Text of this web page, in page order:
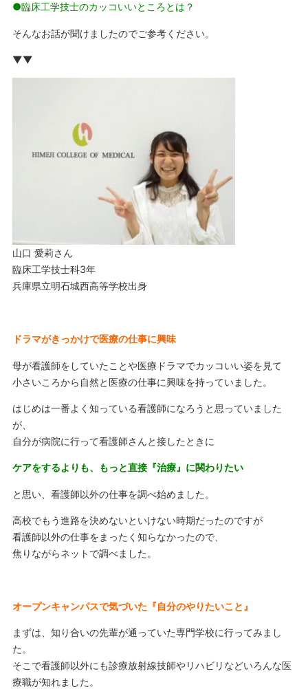
●臨床工学技士のカッコいいところとは？
そんなお話が聞けましたのでご参考ください。
▼▼
山口 愛莉さん
臨床工学技士科3年
兵庫県立明石城西高等学校出身
ドラマがきっかけで医療の仕事に興味
母が看護師をしていたことや医療ドラマでカッコいい姿を見て
小さいころから自然と医療の仕事に興味を持っていました。
はじめは一番よく知っている看護師になろうと思っていました
が、
自分が病院に行って看護師さんと接したときに
ケアをするよりも、もっと直接『治療』に関わりたい
と思い、看護師以外の仕事を調べ始めました。
高校でもう進路を決めないといけない時期だったのですが
看護師以外の仕事をまったく知らなかったので、
焦りながらネットで調べました。
オープンキャンパスで気づいた『自分のやりたいこと』
まずは、知り合いの先輩が通っていた専門学校に行ってみまし
た。
そこで看護師以外にも診療放射線技師やリハビリなどいろんな医
療職が知れました。